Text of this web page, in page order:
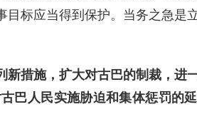
标应当得到保护。当务之急是
措施，扩大对古巴的制裁，进
巴人民实施胁迫和集体惩罚的